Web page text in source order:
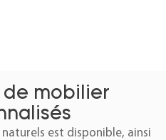
mobilier
est disponible, ainsi